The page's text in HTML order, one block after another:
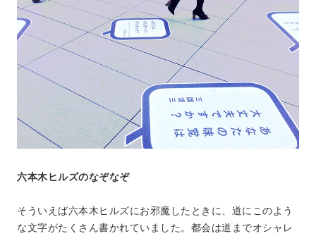
六本木ヒルズのなぞなぞ
そういえば六本木ヒルズにお邪魔したときに、道にこのよう
な文字がたくさん書かれていました。都会は道までオシャレ